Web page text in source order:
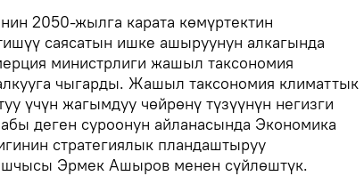
2050-жылга карата көмүртектин
саясатын ишке ашыруунун алкагында
министрлиги жашыл таксономия
чыгарды. Жашыл таксономия климаттык
үчүн жагымдуу чөйрөнү түзүүнүн негизги
деген суроонун айланасында Экономика
стратегиялык пландаштыруу
Эрмек Ашыров менен сүйлөштүк.